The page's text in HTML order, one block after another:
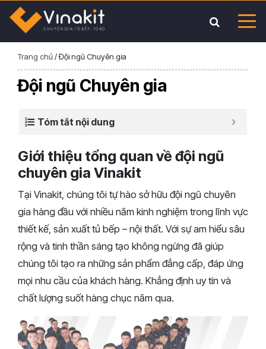
Trang chủ/Đội ngũ Chuyên gia
Đội ngũ Chuyên gia
Tóm tắt nội dung
Giới thiệu tổng quan về đội ngũ
chuyên gia Vinakit
Tại Vinakit, chúng tôi tự hào sở hữu đội ngũ chuyên
gia hàng đầu với nhiều năm kinh nghiệm trong lĩnh vực
thiết kế, sản xuất tủ bếp – nội thất. Với sự am hiểu sâu
rộng và tinh thần sáng tạo không ngừng đã giúp
chúng tôi tạo ra những sản phẩm đẳng cấp, đáp ứng
mọi nhu cầu của khách hàng. Khẳng định uy tín và
chất lượng suốt hàng chục năm qua.